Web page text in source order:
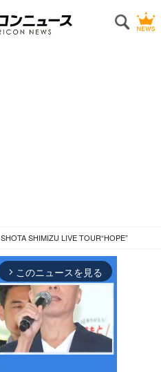
SHOTA SHIMIZU LIVE TOUR“HOPE”
arrow_forward_ios このニュースを見る